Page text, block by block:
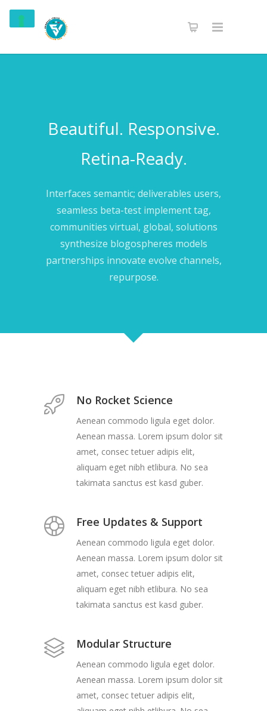
Beautiful. Responsive.
Retina-Ready.
Interfaces semantic; deliverables users,
seamless beta-test implement tag,
communities virtual, global, solutions
synthesize blogospheres models
partnerships innovate evolve channels,
repurpose.
No Rocket Science
Aenean commodo ligula eget dolor.
Aenean massa. Lorem ipsum dolor sit
amet, consec tetuer adipis elit,
aliquam eget nibh etlibura. No sea
takimata sanctus est kasd guber.
Free Updates & Support
Aenean commodo ligula eget dolor.
Aenean massa. Lorem ipsum dolor sit
amet, consec tetuer adipis elit,
aliquam eget nibh etlibura. No sea
takimata sanctus est kasd guber.
Modular Structure
Aenean commodo ligula eget dolor.
Aenean massa. Lorem ipsum dolor sit
amet, consec tetuer adipis elit,